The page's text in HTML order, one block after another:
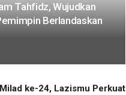
Tahfidz, Wujudkan
Berlandaskan
Milad ke-24, Lazismu Perkuat